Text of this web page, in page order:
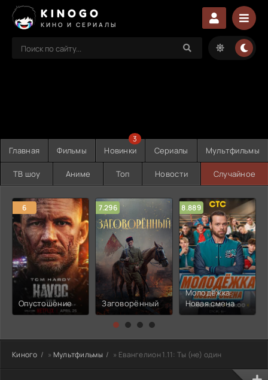
KINOGO
КИНО И СЕРИАЛЫ
Главная Фильмы Новинки
3
Сериалы Мультфильмы
ТВ шоу Аниме Топ Новости Случайное
6
Опустошение
7.296
Заговорённый
8.889
Молодёжка:
Новая смена
Киного » Мультфильмы » Евангелион 1.11: Ты (не) один